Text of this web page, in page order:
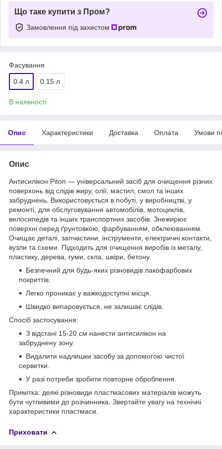
Що таке купити з Пром?
Замовлення під захистом
Фасування
0.4 л 0.15 л
В наявності
Опис Характеристики Доставка Оплата Умови
Опис
Антисилікон Piton — універсальний засіб для очищення різних
поверхонь від слідів жиру, олії, мастил, смол та інших
забруднень. Використовується в побуті, у виробництві, у
ремонті, для обслуговування автомобілів, мотоциклів,
велосипедів та інших транспортних засобів. Знежирює
поверхні перед ґрунтовкою, фарбуванням, обклеюванням.
Очищає деталі, запчастини, інструменти, електричні контакти,
вузли та схеми. Підходить для очищення виробів із металу,
пластику, дерева, гуми, скла, шкіри, бетону.
Безпечний для будь-яких різновидів лакофарбових
покриттів.
Легко проникає у важкодоступні місця.
Швидко випаровується, не залишає слідів.
Спосіб застосування:
З відстані 15-20 см нанести антисилікон на
забруднену зону.
Видалити надлишки засобу за допомогою чистої
серветки.
У разі потреби зробити повторне оброблення.
Примітка: деякі різновиди пластмасових матеріалів можуть
бути чутливими до розчинника. Звертайте увагу на технічні
характеристики пластмаси.
Приховати